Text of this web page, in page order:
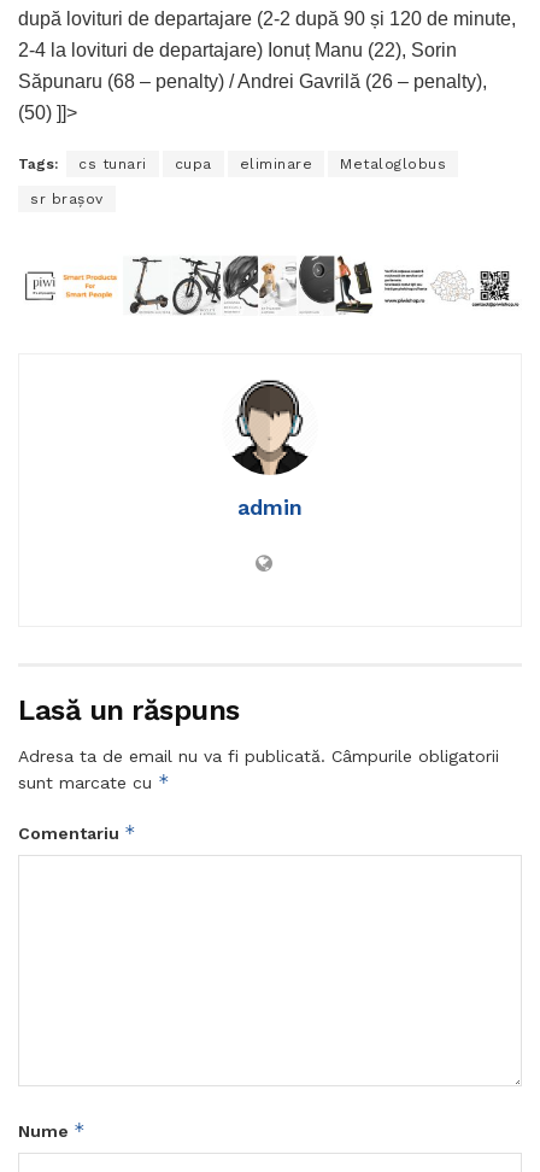
după lovituri de departajare (2-2 după 90 și 120 de minute,
2-4 la lovituri de departajare) Ionuț Manu (22), Sorin
Săpunaru (68 – penalty) / Andrei Gavrilă (26 – penalty),
(50) ]]>
Tags: cs tunari cupa eliminare Metaloglobus
sr braşov
admin
Lasă un răspuns
Adresa ta de email nu va fi publicată. Câmpurile obligatorii
sunt marcate cu *
Comentariu *
Nume *